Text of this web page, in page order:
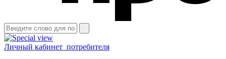
Личный кабинет потребителя